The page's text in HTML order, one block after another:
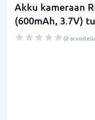
Akku kameraan
(600mAh, 3.7V)
(0